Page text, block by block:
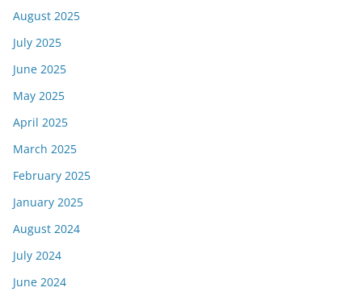
August 2025
July 2025
June 2025
May 2025
April 2025
March 2025
February 2025
January 2025
August 2024
July 2024
June 2024